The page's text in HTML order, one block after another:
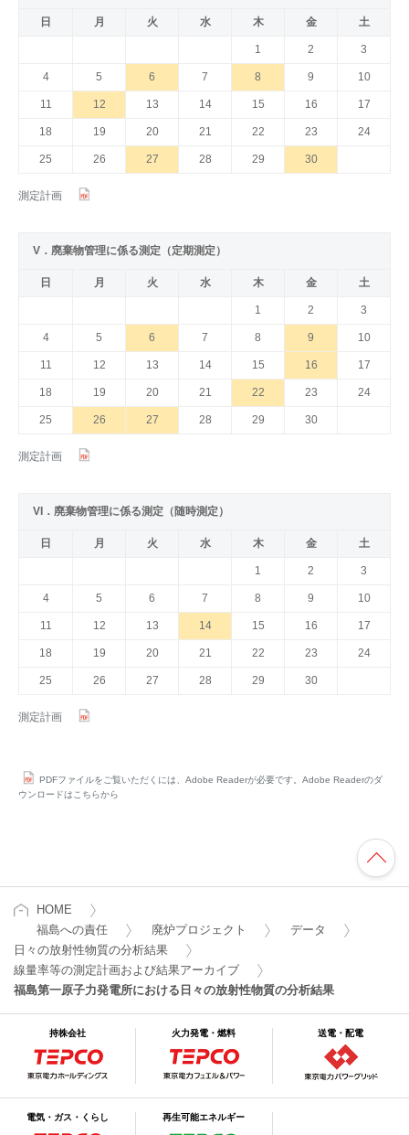
日 月 火 水 木 金 土
1 2 3
4 5 6 7 8 9 10
11 12 13 14 15 16 17
18 19 20 21 22 23 24
25 26 27 28 29 30
測定計画
V．廃棄物管理に係る測定（定期測定）
日 月 火 水 木 金 土
1 2 3
4 5 6 7 8 9 10
11 12 13 14 15 16 17
18 19 20 21 22 23 24
25 26 27 28 29 30
測定計画
VI．廃棄物管理に係る測定（随時測定）
日 月 火 水 木 金 土
1 2 3
4 5 6 7 8 9 10
11 12 13 14 15 16 17
18 19 20 21 22 23 24
25 26 27 28 29 30
測定計画
PDFファイルをご覧いただくには、Adobe Readerが必要です。Adobe Readerのダ
ウンロードはこちらから
HOME
福島への責任
廃炉プロジェクト
データ
日々の放射性物質の分析結果
線量率等の測定計画および結果アーカイブ
福島第一原子力発電所における日々の放射性物質の分析結果
持株会社 火力発電・燃料 送電・配電
電気・ガス・くらし 再生可能エネルギー